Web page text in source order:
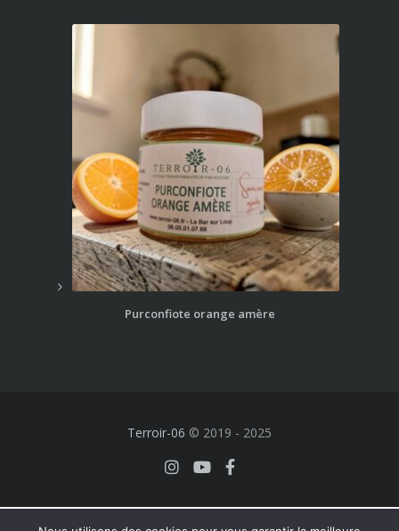
Purconfiote orange amère
Terroir-06 © 2019 - 2025